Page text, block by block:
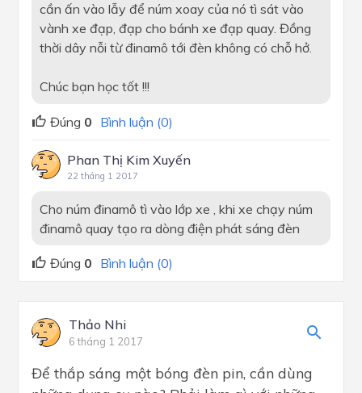
cần ấn vào lẫy để núm xoay của nó tì sát vào
vành xe đạp, đạp cho bánh xe đạp quay. Đồng
thời dây nỗi từ đinamô tới đèn không có chỗ hở.
Chúc bạn học tốt !!!
Đúng 0 Bình luận (0)
Phan Thị Kim Xuyến
22 tháng 1 2017
Cho núm đinamô tì vào lớp xe , khi xe chạy núm
đinamô quay tạo ra dòng điện phát sáng đèn
Đúng 0 Bình luận (0)
Thảo Nhi
6 tháng 1 2017
Để thắp sáng một bóng đèn pin, cần dùng